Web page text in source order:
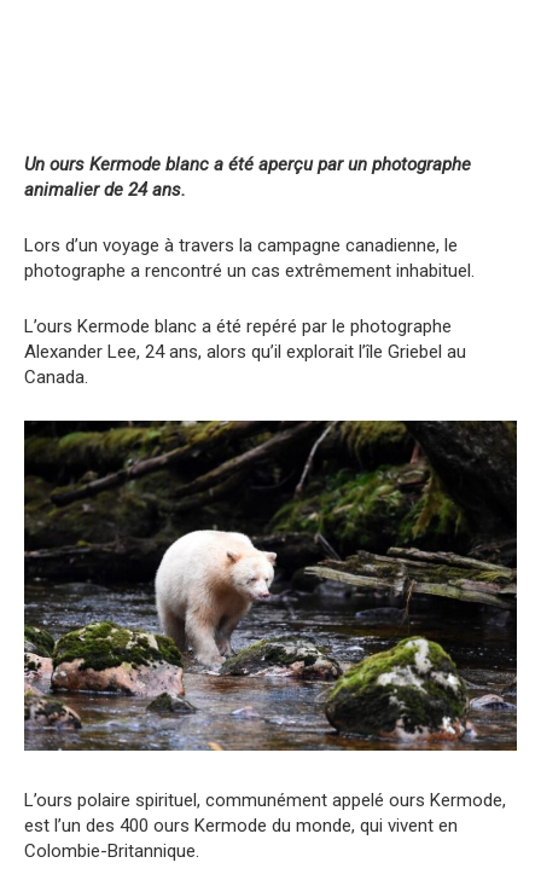
Un ours Kermode blanc a été aperçu par un photographe
animalier de 24 ans.
Lors d’un voyage à travers la campagne canadienne, le
photographe a rencontré un cas extrêmement inhabituel.
L’ours Kermode blanc a été repéré par le photographe
Alexander Lee, 24 ans, alors qu’il explorait l’île Griebel au
Canada.
L’ours polaire spirituel, communément appelé ours Kermode,
est l’un des 400 ours Kermode du monde, qui vivent en
Colombie-Britannique.